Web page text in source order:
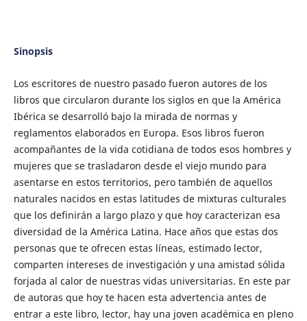
Sinopsis
Los escritores de nuestro pasado fueron autores de los
libros que circularon durante los siglos en que la América
Ibérica se desarrolló bajo la mirada de normas y
reglamentos elaborados en Europa. Esos libros fueron
acompañantes de la vida cotidiana de todos esos hombres y
mujeres que se trasladaron desde el viejo mundo para
asentarse en estos territorios, pero también de aquellos
naturales nacidos en estas latitudes de mixturas culturales
que los definirán a largo plazo y que hoy caracterizan esa
diversidad de la América Latina. Hace años que estas dos
personas que te ofrecen estas líneas, estimado lector,
comparten intereses de investigación y una amistad sólida
forjada al calor de nuestras vidas universitarias. En este par
de autoras que hoy te hacen esta advertencia antes de
entrar a este libro, lector, hay una joven académica en pleno